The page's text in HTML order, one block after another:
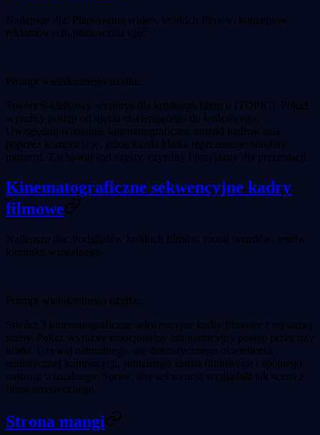
Najlepsze dla: Planowania wideo, krótkich filmów, konceptów
reklamowych, planowania ujęć
Prompt wielokrotnego użytku:
Stwórz 6-klatkowy scenorys dla krótkiego filmu o [TOPIC]. Pokaż
wyraźny postęp od ujęcia otwierającego do końcowego.
Uwzględnij wizualnie kinematograficzne notatki kadrowania
poprzez kompozycję, gdzie każda klatka reprezentuje odrębny
moment. Zachowaj styl czysty, czytelny i przyjazny dla prezentacji.
Kinematograficzne sekwencyjne kadry
filmowe
Najlepsze dla: Podglądów krótkich filmów, mood boardów, testów
kierunku wizualnego
Prompt wielokrotnego użytku:
Stwórz 3 kinematograficzne sekwencyjne kadry filmowe z tej samej
sceny. Pokaż wyraźny emocjonalny lub narracyjny postęp przez trzy
klatki. Używaj naturalnego, ale dramatycznego oświetlenia,
realistycznej kompozycji, subtelnego ziarna filmowego i spójnego
nastroju wizualnego. Spraw, aby sekwencja wyglądała jak scena z
filmu artystycznego.
Strona mangi